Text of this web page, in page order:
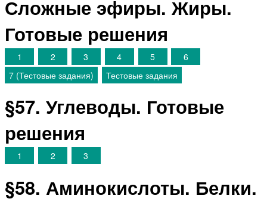
Сложные эфиры. Жиры.
Готовые решения
1 2 3 4 5
6
7 (Тестовые задания)
Тестовые задания
§57. Углеводы. Готовые
решения
1 2 3
§58. Аминокислоты. Белки.